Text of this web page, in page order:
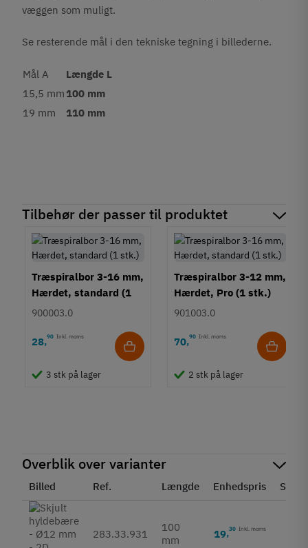
væggen som muligt.
Se resterende mål i den tekniske tegning i billederne.
Mål A
Længde L
15,5 mm 100 mm
19 mm
110 mm
Tilbehør der passer til produktet
Træspiralbor 3-16 mm,
Hærdet, standard (1
stk.)
900003.0
28,90 Inkl. moms
3 stk på lager
Træspiralbor 3-12 mm,
Hærdet, Pro (1 stk.)
901003.0
70,90 Inkl. moms
2 stk på lager
Overblik over varianter
Billed Ref. Længde Enhedspris
283.33.931
100
mm
19,30 Inkl. moms